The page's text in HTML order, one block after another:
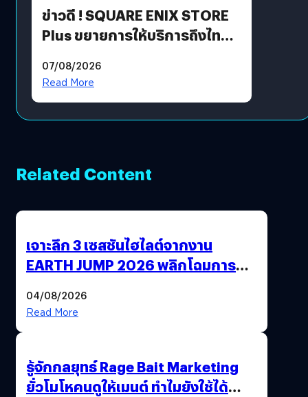
ข่าวดี ! SQUARE ENIX STORE
Plus ขยายการให้บริการถึงไทย
โดยตรง
07/08/2026
Read More
Related Content
เจาะลึก 3 เซสชันไฮไลต์จากงาน
EARTH JUMP 2026 พลิกโฉมการ
พลังงานของไทย
04/08/2026
Read More
รู้จักกลยุทธ์ Rage Bait Marketing
ยั่วโมโหคนดูให้เมนต์ ทำไมยังใช้ได้